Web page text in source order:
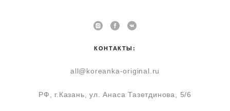
КОНТАКТЫ:
all@koreanka-original.ru
РФ, г.Казань, ул. Анаса Тазетдинова, 5/6